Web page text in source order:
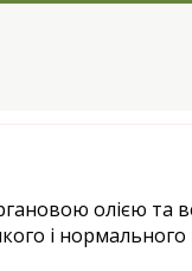
олією та
і